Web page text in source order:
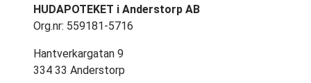
HUDAPOTEKET i Anderstorp AB
Org.nr: 559181-5716
Hantverkargatan 9
334 33 Anderstorp